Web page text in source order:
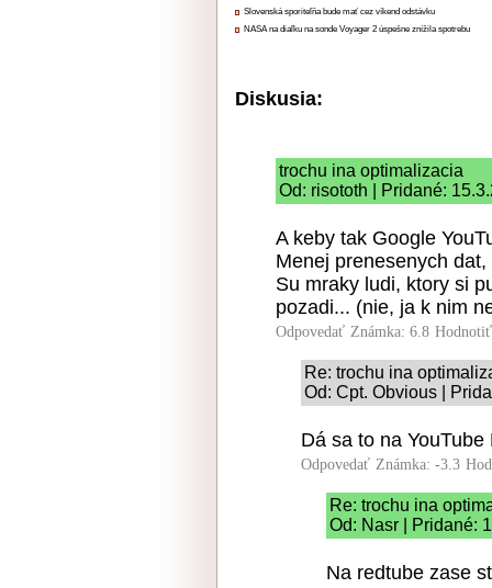
Slovenská sporiteľňa bude mať cez víkend odstávku
NASA na diaľku na sonde Voyager 2 úspešne znížila spotrebu
Diskusia:
trochu ina optimalizacia
Od: risototh | Pridané:
A keby tak Google
Menej prenesenych
Su mraky ludi, ktory si
pozadi... (nie, ja k nim
Odpovedať Známka: 6.8
Re: trochu ina
Od: Cpt. Obvious |
Dá sa to na YouTube
Odpovedať Známka: -3.3
Re: trochu ina
Od: Nasr | Pridané:
Na redtube zase